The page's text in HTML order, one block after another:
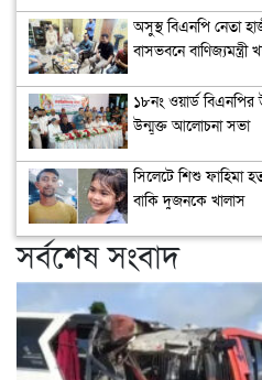
অসুস্থ বিএনপি নেতা
বাসভবনে
১৮নং ওয়ার্ড
উন্মুক্ত আলোচনা সভা
সিলেটে শিশু ফাহিমা
বাকি দুজনকে খালাস
সর্বশেষ সংবাদ